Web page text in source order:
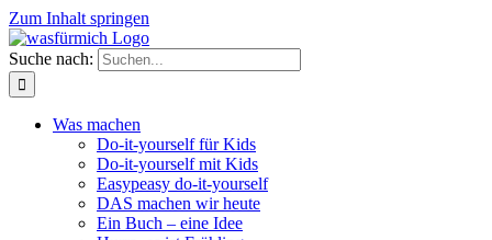
Zum Inhalt springen
Suche nach:
Was machen
Do-it-yourself für Kids
Do-it-yourself mit Kids
Easypeasy do-it-yourself
DAS machen wir heute
Ein Buch – eine Idee